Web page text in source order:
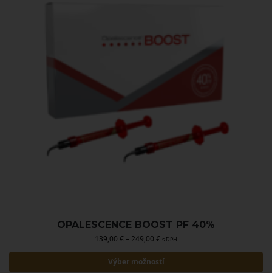
OPALESCENCE BOOST PF 40%
139,00 € – 249,00 € s DPH
Výber možností